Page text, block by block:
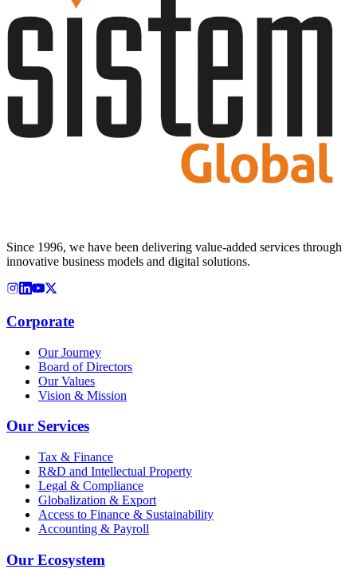
Since 1996, we have been delivering value-added services through
innovative business models and digital solutions.
Corporate
Our Journey
Board of Directors
Our Values
Vision & Mission
Our Services
Tax & Finance
R&D and Intellectual Property
Legal & Compliance
Globalization & Export
Access to Finance & Sustainability
Accounting & Payroll
Our Ecosystem